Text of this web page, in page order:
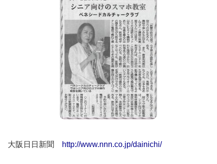
大阪日日新聞 http://www.nnn.co.jp/dainichi/